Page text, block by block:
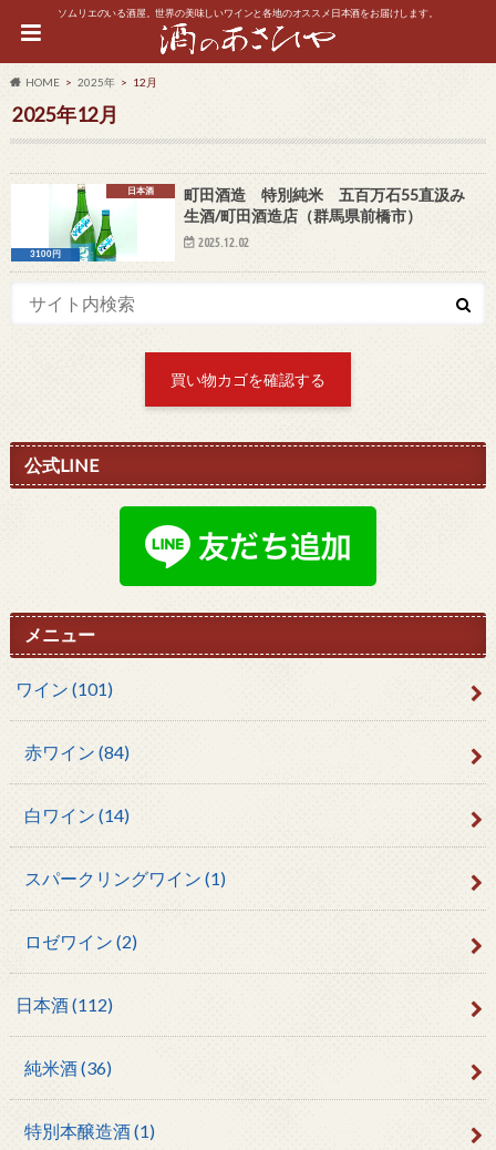
ソムリエのいる酒屋。世界の美味しいワインと各地のオススメ日本酒をお届けします。
HOME 2025年 12月
2025年12月
日本酒
3100円
町田酒造 特別純米 五百万石55直汲み
生酒/町田酒造店（群馬県前橋市）
2025.12.02
買い物カゴを確認する
公式LINE
メニュー
ワイン (101)
赤ワイン (84)
白ワイン (14)
スパークリングワイン (1)
ロゼワイン (2)
日本酒(112)
純米酒(36)
特別本醸造酒(1)